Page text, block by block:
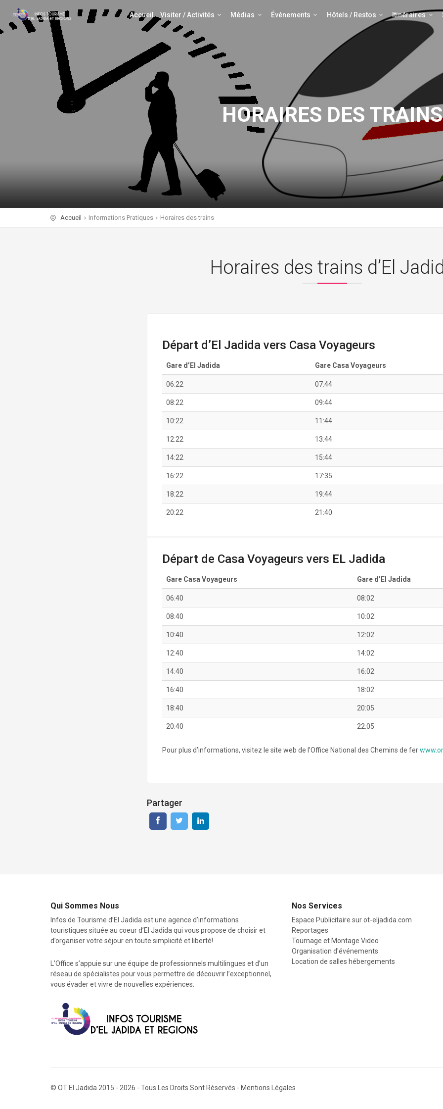
Accueil Visiter / Activités Médias Événements Hôtels / Restos Itinéraires
HORAIRES DES TRAINS
Accueil Informations Pratiques Horaires des trains
Horaires des trains d’El
Départ d’El Jadida vers Casa Voyageurs
Gare d’El Jadida Gare Casa Voyageurs
06:22 07:44
08:22 09:44
10:22 11:44
12:22 13:44
14:22 15:44
16:22 17:35
18:22 19:44
20:22 21:40
Départ de Casa Voyageurs vers EL Jadida
Gare Casa Voyageurs Gare d’El Jadida
06:40 08:02
08:40 10:02
10:40 12:02
12:40 14:02
14:40 16:02
16:40 18:02
18:40 20:05
20:40 22:05
Pour plus d’informations, visitez le site web de l’Office National des Chemins de fer
Partager
Qui Sommes Nous
Infos de Tourisme d’El Jadida est une agence d’informations
touristiques située au coeur d’El Jadida qui vous propose de choisir et
d’organiser votre séjour en toute simplicité et liberté!
L’Office s’appuie sur une équipe de professionnels multilingues et d’un
réseau de spécialistes pour vous permettre de découvrir l’exceptionnel,
vous évader et vivre de nouvelles expériences.
Nos Services
Espace Publicitaire surot-eljadida.com
Reportages
Tournage et Montage Video
Organisation d'événements
Location de salles hébergements
© OT El Jadida 2015 - 2026 - Tous Les Droits Sont Réservés - Mentions Légales